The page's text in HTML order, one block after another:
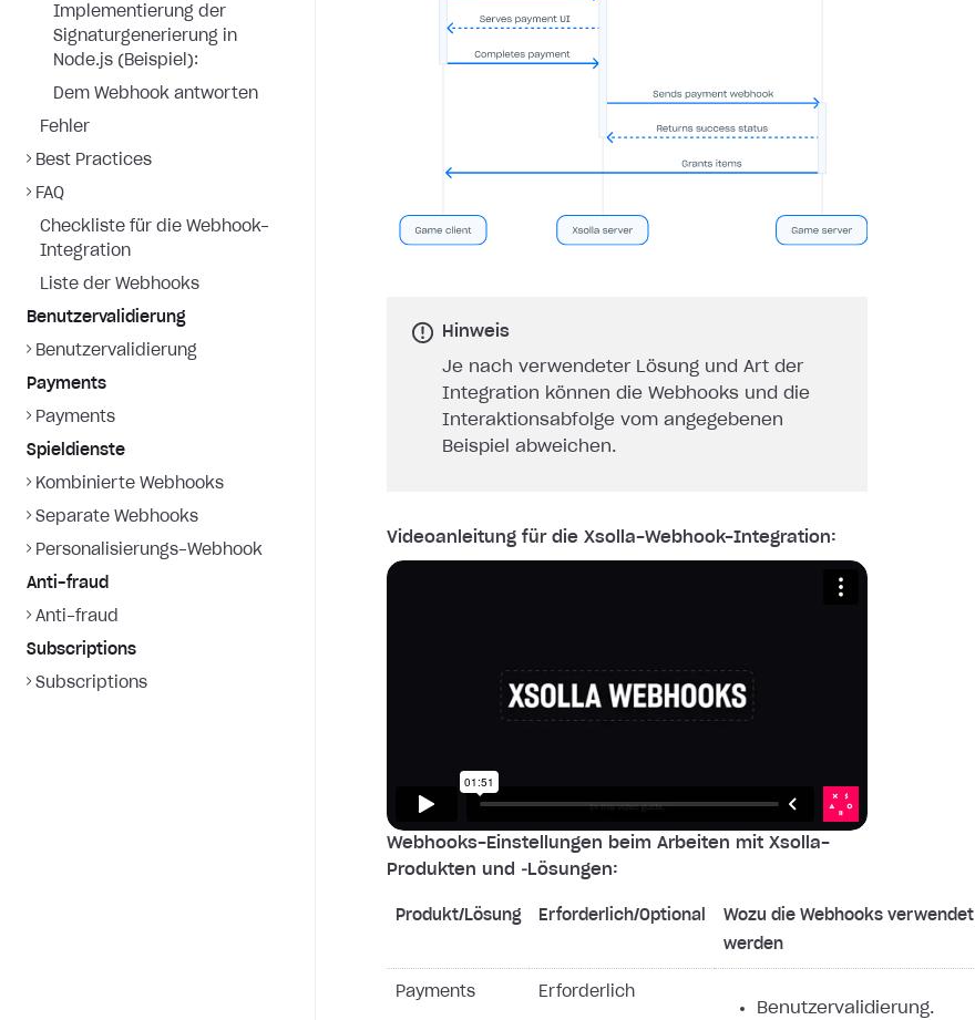
Implementierung der
Signaturgenerierung in
Node.js (Beispiel):
Dem Webhook antworten
Fehler
Best Practices
FAQ
Checkliste für die Webhook-
Integration
Liste der Webhooks
Benutzervalidierung
Benutzervalidierung
Payments
Payments
Spieldienste
Kombinierte Webhooks
Separate Webhooks
Personalisierungs-Webhook
Anti-fraud
Anti-fraud
Subscriptions
Subscriptions
Hinweis
Je nach verwendeter Lösung und Art der
Integration können die Webhooks und die
Interaktionsabfolge vom angegebenen
Beispiel abweichen.
Videoanleitung für die Xsolla-Webhook-Integration:
Webhooks-Einstellungen beim Arbeiten mit Xsolla-
Produkten und ‑Lösungen:
Produkt/Lösung Erforderlich/Optional
Wozu die Webhooks verwendet
werden
Payments Erforderlich
Benutzervalidierung.